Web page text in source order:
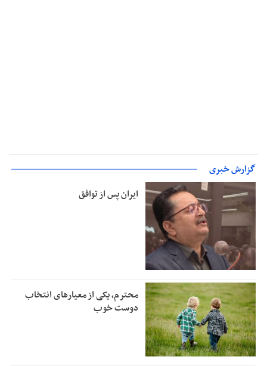
گزارش خبری
ایران پس از توافق
محترم، یکی از معیارهای انتخاب
دوست خوب